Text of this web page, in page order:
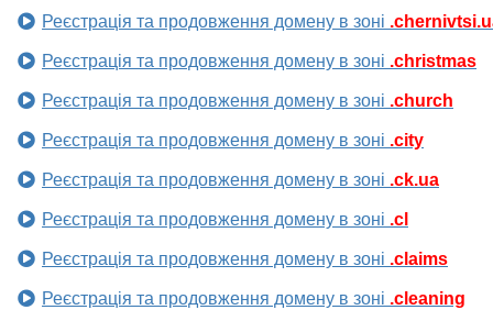
Реєстрація та продовження домену в зоні
Реєстрація та продовження домену в зоні .christmas
Реєстрація та продовження домену в зоні .church
Реєстрація та продовження домену в зоні .city
Реєстрація та продовження домену в зоні .ck.ua
Реєстрація та продовження домену в зоні .cl
Реєстрація та продовження домену в зоні .claims
Реєстрація та продовження домену в зоні .cleaning